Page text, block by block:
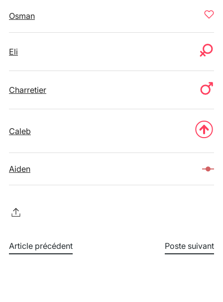
Osman
Eli
Charretier
Caleb
Aiden
Article précédent Poste suivant